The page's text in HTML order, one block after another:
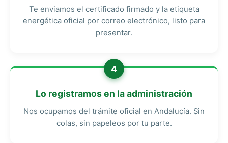
Te enviamos el certificado firmado y la etiqueta
energética oficial por correo electrónico, listo para
presentar.
4
Lo registramos en la administración
Nos ocupamos del trámite oficial en Andalucía. Sin
colas, sin papeleos por tu parte.